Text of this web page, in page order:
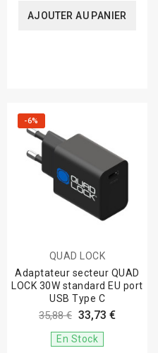
AJOUTER AU PANIER
-6%
QUAD LOCK
Adaptateur secteur QUAD
LOCK 30W standard EU port
USB Type C
35,88 € 33,73 €
En Stock